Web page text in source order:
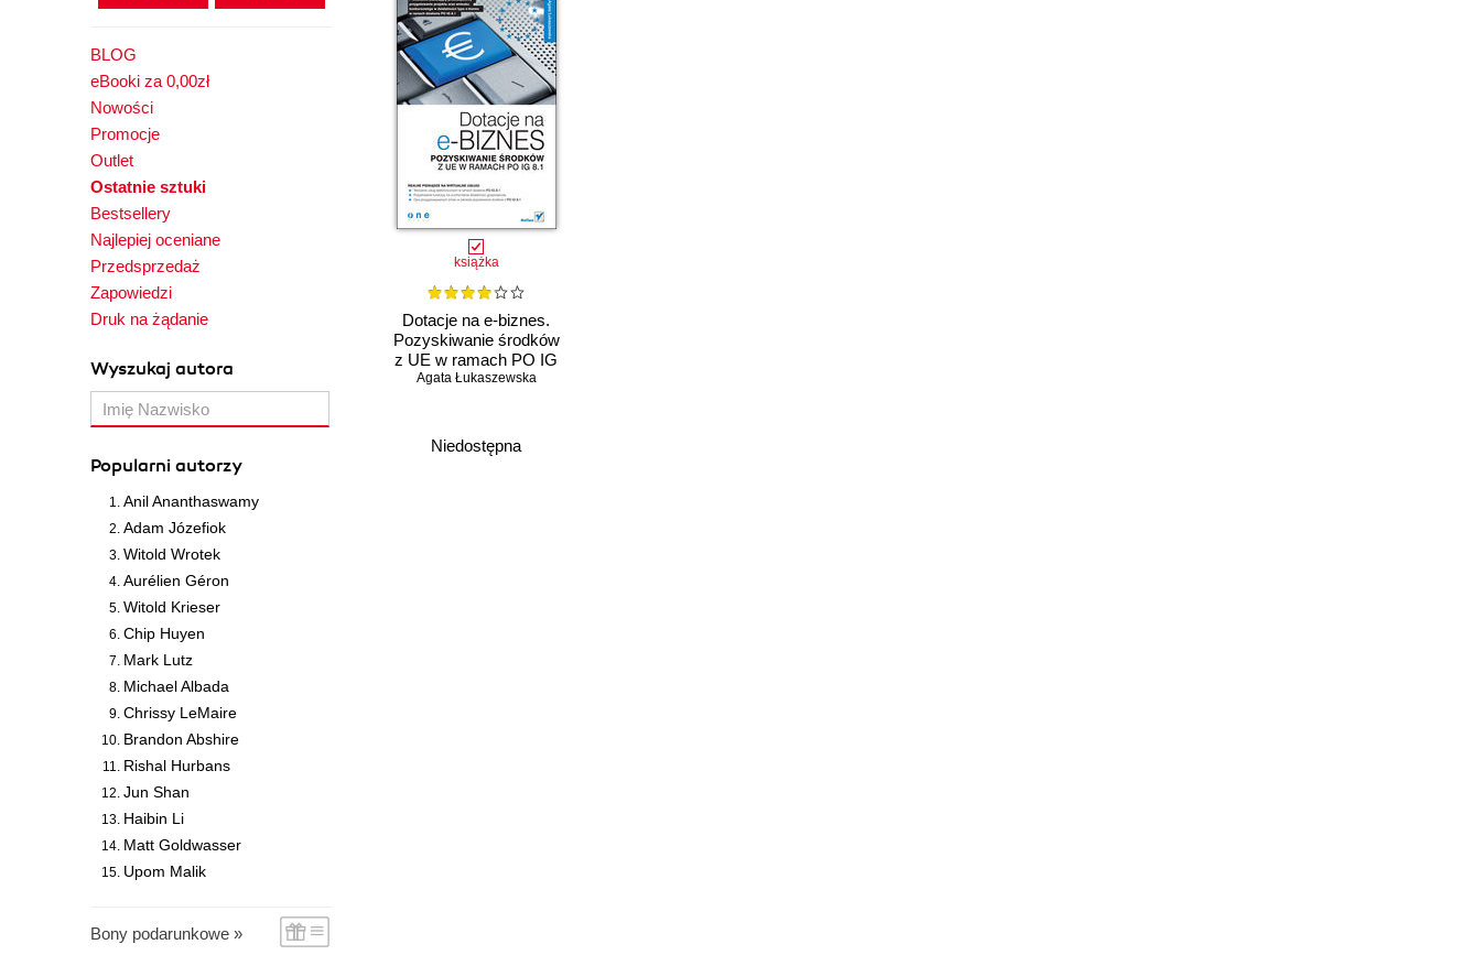
BLOG
eBooki za 0,00zł
Nowości
Promocje
Outlet
Ostatnie sztuki
Bestsellery
Najlepiej oceniane
Przedsprzedaż
Zapowiedzi
Druk na żądanie
Wyszukaj autora
Popularni autorzy
Anil Ananthaswamy
Adam Józefiok
Witold Wrotek
Aurélien Géron
Witold Krieser
Chip Huyen
Mark Lutz
Michael Albada
Chrissy LeMaire
Brandon Abshire
Rishal Hurbans
Jun Shan
Haibin Li
Matt Goldwasser
Upom Malik
Bony podarunkowe »
książka
Dotacje na e-biznes.
Pozyskiwanie środków
z UE w ramach PO IG
8.1
Agata Łukaszewska
Niedostępna